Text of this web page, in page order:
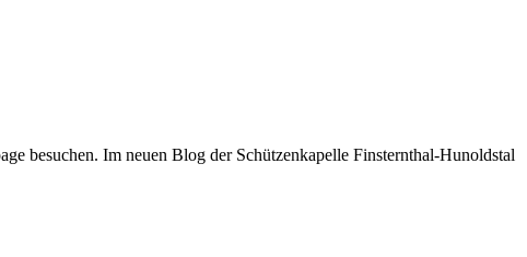
besuchen. Im neuen Blog der Schützenkapelle Finsternthal-Hunoldstal